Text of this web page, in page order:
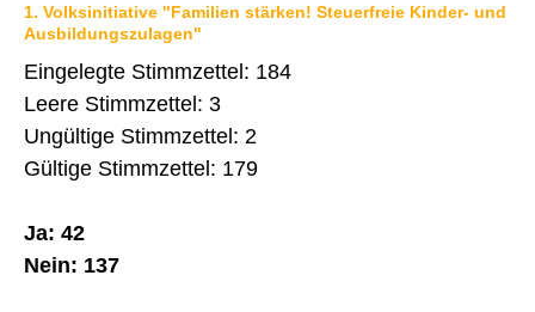
GÄSTEBUCH
LINKS
Startseite
Kontakt
1. Volksinitiative "Familien stärken! Steuerfreie Kinder- und
Ausbildungszulagen"
Eingelegte Stimmzettel: 184
Leere Stimmzettel: 3
Ungültige Stimmzettel: 2
Gültige Stimmzettel: 179
Ja: 42
Nein: 137